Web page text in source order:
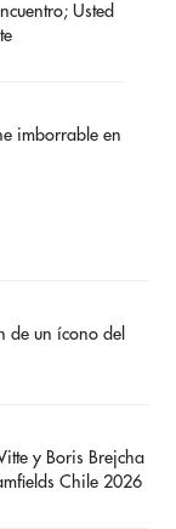
Usted
imborrable en
de un ícono del
y Boris Brejcha
Chile 2026